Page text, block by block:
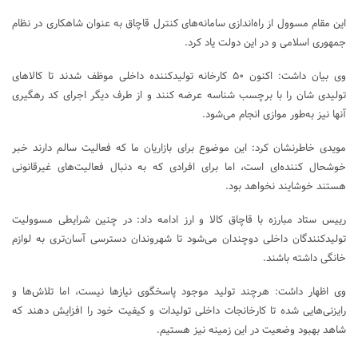
این مقام مسوول از راه‌اندازی سامانه‌های کنترل قاچاق به عنوان شاهکاری در نظام
جمهوری اسلامی و در این دولت یاد کرد.
وی بیان داشت: اکنون ۵۰ کارخانه تولیدکننده داخلی موظف شدند تا کالاهای
تولیدی شان را با برچسب شناسه عرضه کنند و از طرف دیگر اجرای کد رهگیری
آنها نیز به‌طور موازی انجام می‌شود.
مویدی خاطرنشان کرد: این موضوع برای بازاریان ما که فعالیت سالم دارند خبر
خوشحال کننده‌ای است، اما برای افرادی که به دنبال فعالیت‌های غیرقانونی
هستند خوشایند نخواهد بود.
رییس ستاد مبارزه با قاچاق کالا و ارز ادامه داد: در چنین شرایطی مسوولیت
تولیدکنندگان داخلی دوچندان می‌شود تا شهروندان دسترسی آسان‌تری به لوازم
خانگی داشته باشند.
وی اظهار داشت: هرچند تولید موجود پاسخگوی نیازها نیست، اما تلاش‌ها و
رایزنی‌هایی شده تا کارخانجات داخلی تولیدات و کیفیت خود را افزایش دهند که
شاهد بهبود وضعیت در این زمینه نیز هستیم.